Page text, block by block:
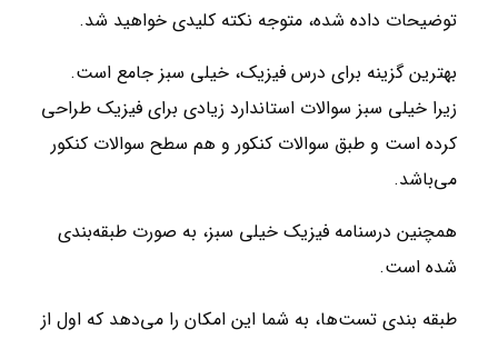
توضیحات داده شده، متوجه نکته کلیدی خواهید شد.
بهترین گزینه برای درس فیزیک، خیلی سبز جامع است.
زیرا خیلی سبز سوالات استاندارد زیادی برای فیزیک طراحی
کرده است و طبق سوالات کنکور و هم سطح سوالات کنکور
می‌باشد.
همچنین درسنامه فیزیک خیلی سبز، به صورت طبقه‌بندی
شده است.
طبقه بندی تست‌ها، به شما این امکان را می‌دهد که اول از